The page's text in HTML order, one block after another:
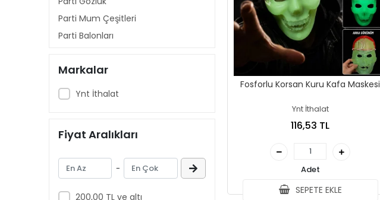
Parti Mum Çeşitleri
Parti Balonları
Parti Süsleri
Konfeti & Meşale
Şaka Malzemeleri
Kullan-At Parti Ürünleri
Geçiçi Dövmeler
Markalar
Ynt İthalat
Fiyat Aralıkları
-
200,00 TL ve altı
Fosforlu Korsan Kuru Kafa Maskesi
Ynt İthalat
116,53 TL
Adet
SEPETE EKLE